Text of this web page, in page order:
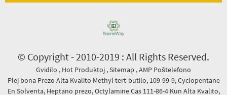
© Copyright - 2010-2019 : All Rights Reserved.
Gvidilo , Hot Produktoj ,Sitemap ,AMP Poŝtelefono
Plej bona Prezo Alta Kvalito Methyl tert-butilo, 109-99-9,Cyclopentane
En Solventa, Heptano prezo,Octylamine Cas 111-86-4 Kun Alta Kvalito,